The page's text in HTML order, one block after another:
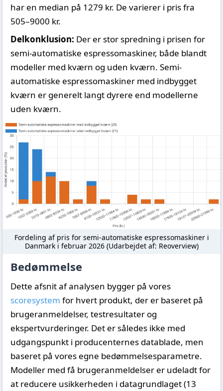
har en median på 1279 kr. De varierer i pris fra
505–9000 kr.
Delkonklusion: Der er stor spredning i prisen for
semi-automatiske espressomaskiner, både blandt
modeller med kværn og uden kværn. Semi-
automatiske espressomaskiner med indbygget
kværn er generelt langt dyrere end modellerne
uden kværn.
Fordeling af pris for semi-automatiske espressomaskiner i
Danmark i februar 2026 (Udarbejdet af: Reoverview)
Bedømmelse
Dette afsnit af analysen bygger på vores
scoresystem for hvert produkt, der er baseret på
brugeranmeldelser, testresultater og
ekspertvurderinger. Det er således ikke med
udgangspunkt i producenternes datablade, men
baseret på vores egne bedømmelsesparametre.
Modeller med få brugeranmeldelser er udeladt for
at reducere usikkerheden i datagrundlaget (13